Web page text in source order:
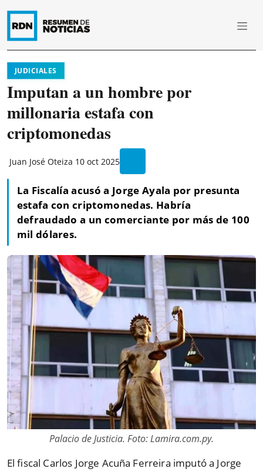
JUDICIALES
Imputan a un hombre por
millonaria estafa con
criptomonedas
Juan José Oteiza 10 oct 2025
La Fiscalía acusó a Jorge Ayala por presunta
estafa con criptomonedas. Habría
defraudado a un comerciante por más de 100
mil dólares.
Palacio de Justicia. Foto: Lamira.com.py.
El fiscal Carlos Jorge Acuña Ferreira imputó a Jorge